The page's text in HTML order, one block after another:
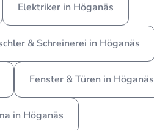
Elektriker in Höganäs
& Schreinerei in Höganäs
Fenster & Türen in Höganäs
in Höganäs